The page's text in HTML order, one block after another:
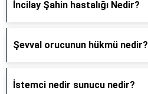
İncilay Şahin hastalığı Nedir?
Şevval orucunun hükmü nedir?
İstemci nedir sunucu nedir?